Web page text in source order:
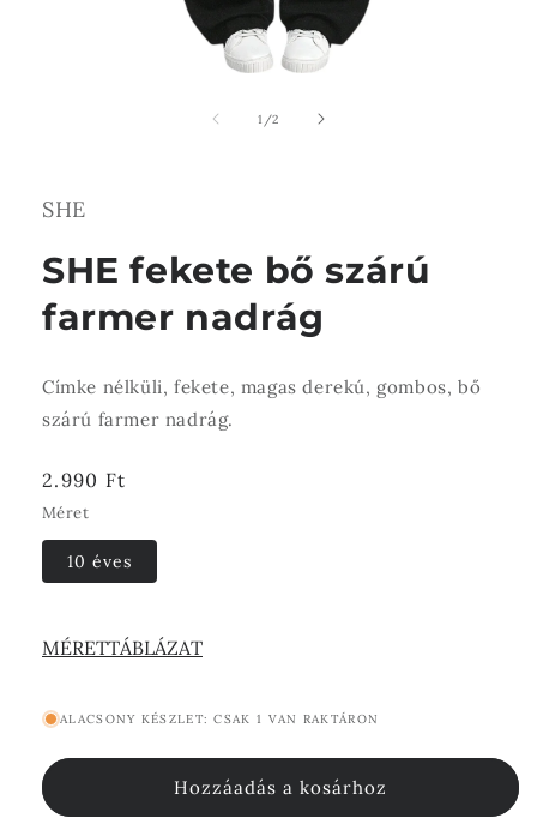
1 //2
SHE
SHE fekete bő szárú
farmer nadrág
Címke nélküli, fekete, magas derekú, gombos, bő
szárú farmer nadrág.
Normál
ár
2.990 Ft
Méret
10 éves
MÉRETTÁBLÁZAT
ALACSONY KÉSZLET: CSAK 1 VAN RAKTÁRON
Hozzáadás a kosárhoz